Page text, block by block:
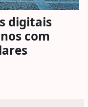
digitais
com